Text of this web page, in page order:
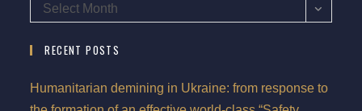
Select Month
RECENT POSTS
Humanitarian demining in Ukraine: from response to